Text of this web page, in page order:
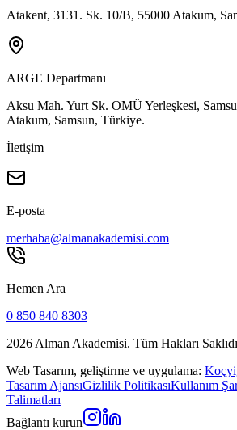
Atakent, 3131. Sk. 10/B, 55000 Atakum,
ARGE Departmanı
Aksu Mah. Yurt Sk. OMÜ Yerleşkesi,
Atakum, Samsun, Türkiye.
İletişim
E-posta
merhaba@almanakademisi.com
Hemen Ara
0 850 840 8303
2026 Alman Akademisi. Tüm Hakları
Web Tasarım, geliştirme ve uygulama:
Tasarım AjansıGizlilik PolitikasıKullanım
Talimatları
Bağlantı kurun